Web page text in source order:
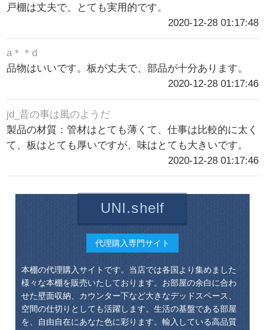
戸棚は丈夫で、とても実用的です。
2020-12-28 01:17:48
a＊＊d
品物はいいです。板が丈夫で、部品が十分あります。
2020-12-28 01:17:46
jd_昔の事は風のようだ
製品の材質：管材はとても薄くて、仕事は比較的に太く
て、板はとても厚いですが、味はとても大きいです。
2020-12-28 01:17:46
UNI.shelf
代理購入専門サイト
本棚の代理購入サイトです。当店では各国より集めました
様々な本棚を販売いたしております。お部屋の余白に合わ
せた壁面収納、カウンター下など大きなデッドスペース、
空間の仕切りとしても活躍します。生活の基盤である部屋
を、自由自在にあなた色に彩ります。輸入している高品質